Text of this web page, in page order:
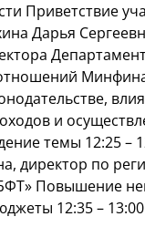
Приветствие
Дарья
и
темы 12:25 –
директор по
Повышение
12:35 –